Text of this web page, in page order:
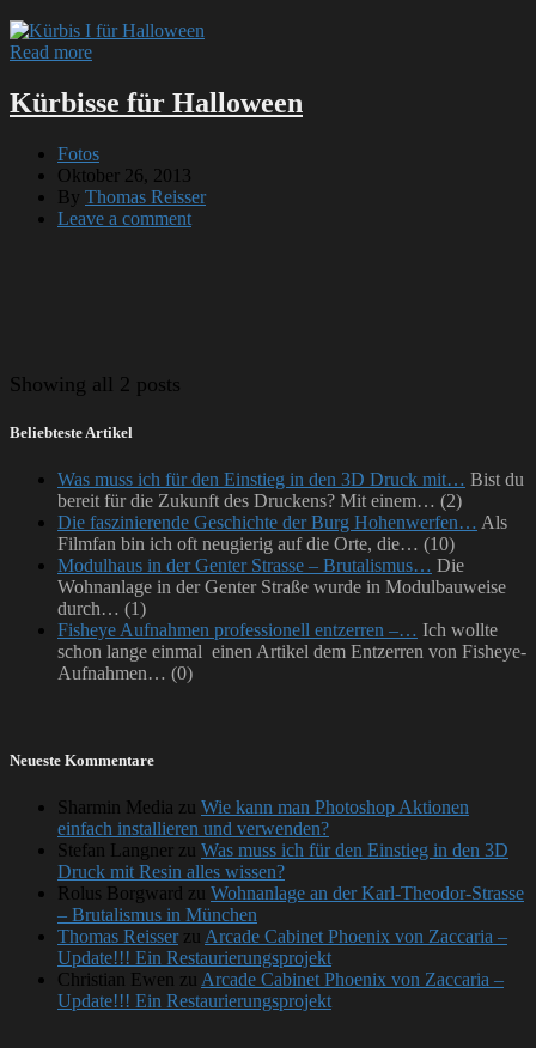
Read more
Kürbisse für Halloween
Fotos
Oktober 26, 2013
By Thomas Reisser
Leave a comment
Showing all 2 posts
Beliebteste Artikel
Was muss ich für den Einstieg in den 3D Druck mit… Bist du
bereit für die Zukunft des Druckens? Mit einem… (2)
Die faszinierende Geschichte der Burg Hohenwerfen… Als
Filmfan bin ich oft neugierig auf die Orte, die… (10)
Modulhaus in der Genter Strasse – Brutalismus… Die
Wohnanlage in der Genter Straße wurde in Modulbauweise
durch… (1)
Fisheye Aufnahmen professionell entzerren –… Ich wollte
schon lange einmal einen Artikel dem Entzerren von Fisheye-
Aufnahmen… (0)
Neueste Kommentare
Sharmin Media zu Wie kann man Photoshop Aktionen
einfach installieren und verwenden?
Stefan Langner zu Was muss ich für den Einstieg in den 3D
Druck mit Resin alles wissen?
Rolus Borgward zu Wohnanlage an der Karl-Theodor-Strasse
– Brutalismus in München
Thomas Reisserzu Arcade Cabinet Phoenix von Zaccaria –
Update!!! Ein Restaurierungsprojekt
Christian Ewen zu Arcade Cabinet Phoenix von Zaccaria –
Update!!! Ein Restaurierungsprojekt